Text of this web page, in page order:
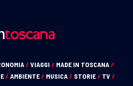
/ VIAGGI / MADE IN TOSCANA/
/ AMBIENTE/ MUSICA/ STORIE/ TV /